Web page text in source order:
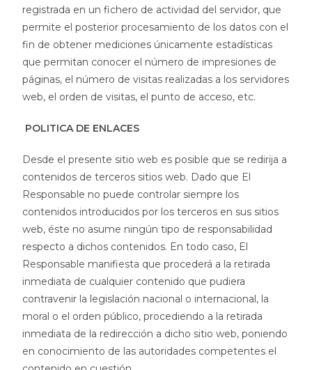
registrada en un fichero de actividad del servidor, que
permite el posterior procesamiento de los datos con el
fin de obtener mediciones únicamente estadísticas
que permitan conocer el número de impresiones de
páginas, el número de visitas realizadas a los servidores
web, el orden de visitas, el punto de acceso, etc.
POLITICA DE ENLACES
Desde el presente sitio web es posible que se redirija a
contenidos de terceros sitios web. Dado que El
Responsable no puede controlar siempre los
contenidos introducidos por los terceros en sus sitios
web, éste no asume ningún tipo de responsabilidad
respecto a dichos contenidos. En todo caso, El
Responsable manifiesta que procederá a la retirada
inmediata de cualquier contenido que pudiera
contravenir la legislación nacional o internacional, la
moral o el orden público, procediendo a la retirada
inmediata de la redirección a dicho sitio web, poniendo
en conocimiento de las autoridades competentes el